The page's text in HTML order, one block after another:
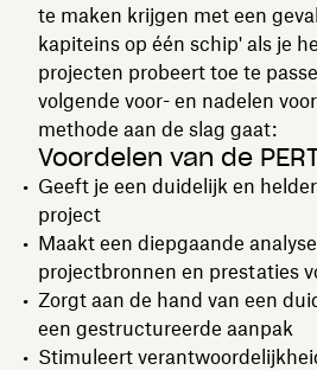
te maken krijgen met een
kapiteins op één schip' als je
projecten probeert toe te
volgende voor- en nadelen
methode aan de slag gaat:
Voordelen van de
Geeft je een duidelijk en
project
Maakt een diepgaande
projectbronnen en prestaties
Zorgt aan de hand van een
een gestructureerde aanpak
Stimuleert